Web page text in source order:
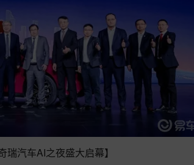
瑞汽车AI之夜盛大启幕】